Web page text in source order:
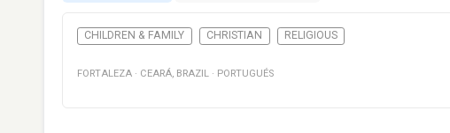
CHILDREN & FAMILY CHRISTIAN RELIGIOUS
FORTALEZA · CEARÁ, BRAZIL · PORTUGUÉS